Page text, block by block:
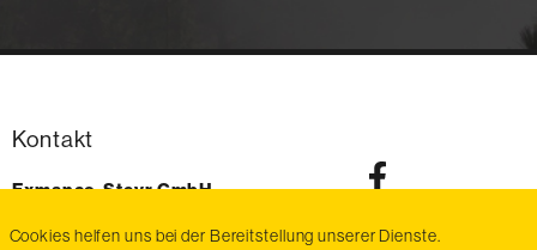
Kontakt
Exmanco-Steyr GmbH
4407Steyr-Gleink
Cookies helfen uns bei der Bereitstellung unserer Dienste.